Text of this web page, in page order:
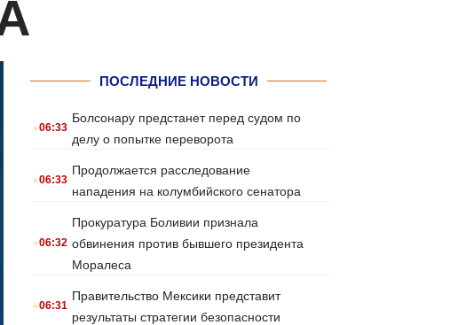
ПОСЛЕДНИЕ НОВОСТИ
.06:33
Болсонару предстанет перед судом по
делу о попытке переворота
.06:33
Продолжается расследование
нападения на колумбийского сенатора
.06:32
Прокуратура Боливии признала
обвинения против бывшего президента
Моралеса
.06:31
Правительство Мексики представит
результаты стратегии безопасности